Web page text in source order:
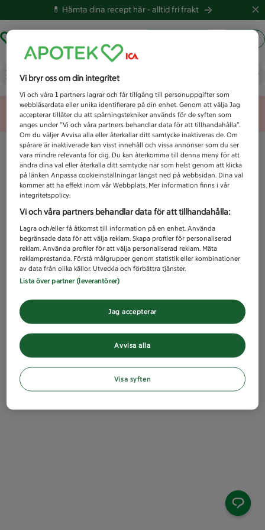
💊 Hämta dina recept här -alltid fri frakt
Vad letar du efter idag?
Unknown error
Vi bryr oss om din integritet
Vi och våra1 partners lagrar och får tillgång till personuppgifter som
webbläsardata eller unika identifierare på din enhet. Genom att välja Jag
accepterar tillåter du att spårningstekniker används för de syften som
anges under ”Vi och våra partners behandlar data för att tillhandahålla”.
Om du väljer Avvisa alla eller återkallar ditt samtycke inaktiveras de. Om
spårare är inaktiverade kan visst innehåll och vissa annonser som du ser
vara mindre relevanta för dig. Du kan återkomma till denna meny för att
ändra dina val eller återkalla ditt samtycke när som helst genom att klicka
på länken Anpassa cookieinställningar längst ned på webbsidan. Dina val
kommer att ha effekt inom vår Webbplats. Mer information finns i vår
integritetspolicy.
Vi och våra partners behandlar data för att tillhandahålla:
Lagra och/eller få åtkomst till information på en enhet. Använda
begränsade data för att välja reklam. Skapa profiler för personaliserad
reklam. Använda profiler för att välja personaliserad reklam. Mäta
reklamprestanda. Förstå målgrupper genom statistik eller kombinationer
av data från olika källor. Utveckla och förbättra tjänster.
Lista över partner (leverantörer)
Avvisa alla
Jag accepterar
Visa syften